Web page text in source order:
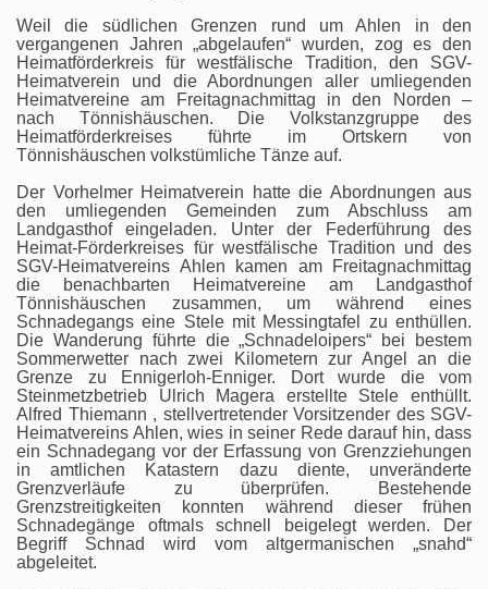
Weil die südlichen Grenzen rund um Ahlen in den
vergangenen Jahren „abgelaufen“ wurden, zog es den
Heimatförderkreis für westfälische Tradition, den SGV-
Heimatverein und die Abordnungen aller umliegenden
Heimatvereine am Freitagnachmittag in den Norden –
nach Tönnishäuschen. Die Volkstanzgruppe des
Heimatförderkreises führte im Ortskern von
Tönnishäuschen volkstümliche Tänze auf.
Der Vorhelmer Heimatverein hatte die Abordnungen aus
den umliegenden Gemeinden zum Abschluss am
Landgasthof eingeladen. Unter der Federführung des
Heimat-Förderkreises für westfälische Tradition und des
SGV-Heimatvereins Ahlen kamen am Freitagnachmittag
die benachbarten Heimatvereine am Landgasthof
Tönnishäuschen zusammen, um während eines
Schnadegangs eine Stele mit Messingtafel zu enthüllen.
Die Wanderung führte die „Schnadeloipers“ bei bestem
Sommerwetter nach zwei Kilometern zur Angel an die
Grenze zu Ennigerloh-Enniger. Dort wurde die vom
Steinmetzbetrieb Ulrich Magera erstellte Stele enthüllt.
Alfred Thiemann , stellvertretender Vorsitzender des SGV-
Heimatvereins Ahlen, wies in seiner Rede darauf hin, dass
ein Schnadegang vor der Erfassung von Grenzziehungen
in amtlichen Katastern dazu diente, unveränderte
Grenzverläufe zu überprüfen. Bestehende
Grenzstreitigkeiten konnten während dieser frühen
Schnadegänge oftmals schnell beigelegt werden. Der
Begriff Schnad wird vom altgermanischen „snahd“
abgeleitet.